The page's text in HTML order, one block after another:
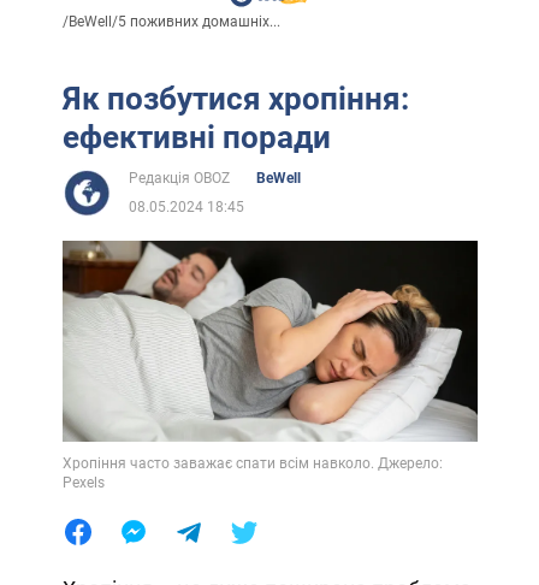
/BeWell /5 поживних домашніх...
Як позбутися хропіння:
ефективні поради
Редакція OBOZ
BeWell
08.05.2024 18:45
Хропіння часто заважає спати всім навколо. Джерело:
Pexels